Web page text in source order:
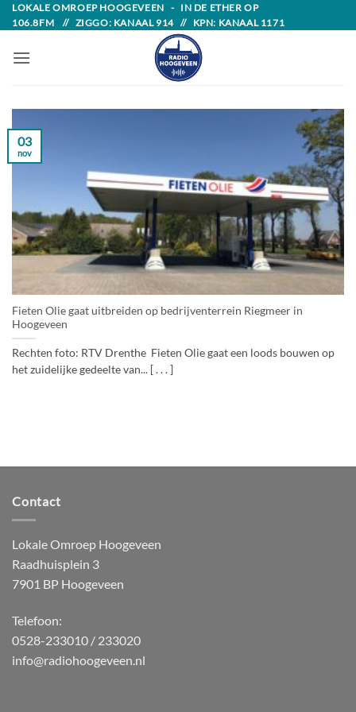
Skip
to
content
LOKALE OMROEP HOOGEVEEN - IN DE ETHER OP
106.8FM // ZIGGO: KANAAL 914 // KPN: KANAAL 1171
Fieten Olie gaat uitbreiden op bedrijventerrein Riegmeer in
Hoogeveen
Rechten foto: RTV Drenthe Fieten Olie gaat een loods bouwen op
het zuidelijke gedeelte van... [ . . . ]
03
nov
Contact
Lokale Omroep Hoogeveen
Raadhuisplein 3
7901 BP Hoogeveen
Telefoon:
0528-233010 / 233020
info@radiohoogeveen.nl